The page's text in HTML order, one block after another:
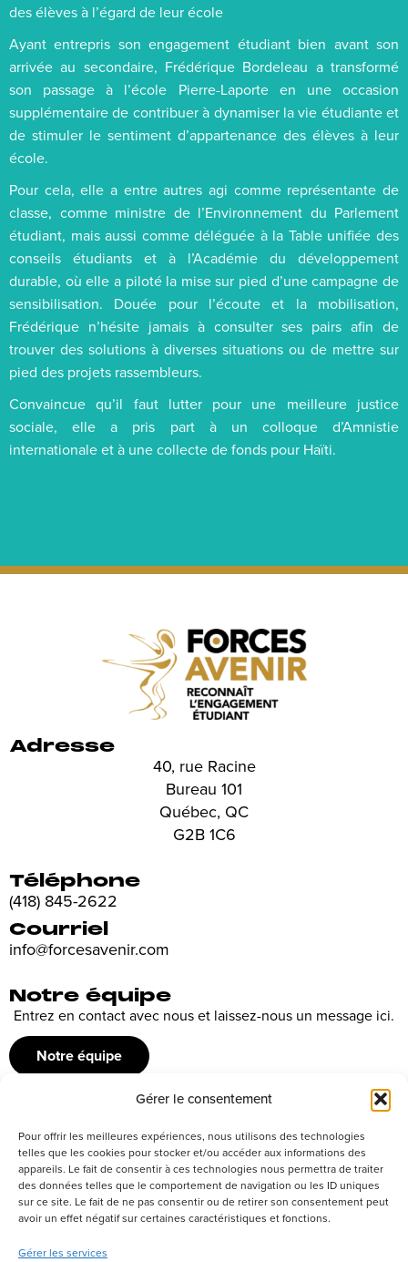
Gérer le consentement
Pour offrir les meilleures expériences, nous utilisons des technologies
telles que les cookies pour stocker et/ou accéder aux informations des
appareils. Le fait de consentir à ces technologies nous permettra de traiter
des données telles que le comportement de navigation ou les ID uniques
sur ce site. Le fait de ne pas consentir ou de retirer son consentement peut
avoir un effet négatif sur certaines caractéristiques et fonctions.
Gérer les services
des élèves à l’égard de leur école
Ayant entrepris son engagement étudiant bien avant son
arrivée au secondaire, Frédérique Bordeleau a transformé
son passage à l’école Pierre-Laporte en une occasion
supplémentaire de contribuer à dynamiser la vie étudiante et
de stimuler le sentiment d’appartenance des élèves à leur
école.
Pour cela, elle a entre autres agi comme représentante de
classe, comme ministre de l’Environnement du Parlement
étudiant, mais aussi comme déléguée à la Table unifiée des
conseils étudiants et à l’Académie du développement
durable, où elle a piloté la mise sur pied d’une campagne de
sensibilisation. Douée pour l’écoute et la mobilisation,
Frédérique n’hésite jamais à consulter ses pairs afin de
trouver des solutions à diverses situations ou de mettre sur
pied des projets rassembleurs.
Convaincue qu’il faut lutter pour une meilleure justice
sociale, elle a pris part à un colloque d’Amnistie
internationale et à une collecte de fonds pour Haïti.
Adresse
40, rue Racine
Bureau 101
Québec, QC
G2B 1C6
Téléphone
(418) 845-2622
Courriel
info@forcesavenir.com
Notre équipe
Entrez en contact avec nous et laissez-nous un message ici.
Notre équipe
Recrutement
Découvrez nos offres d’emploi ou envoyez votre candidature
spontanée
Postuler